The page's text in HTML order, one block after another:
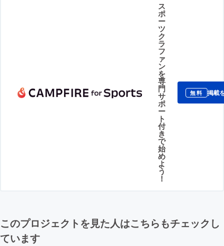
ス
ポ
ー
ツ
ク
ラ
フ
ァ
ン
を
専
門
サ
ポ
ー
ト
付
き
で
始
め
よ
う
！
無料 掲載
このプロジェクトを見た人はこちらもチェックし
ています